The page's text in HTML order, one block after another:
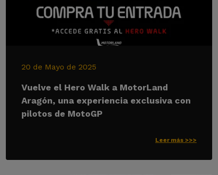
20 de Mayo de 2025
Vuelve el Hero Walk a MotorLand
Aragón, una experiencia exclusiva con
pilotos de MotoGP
Leer más >>>